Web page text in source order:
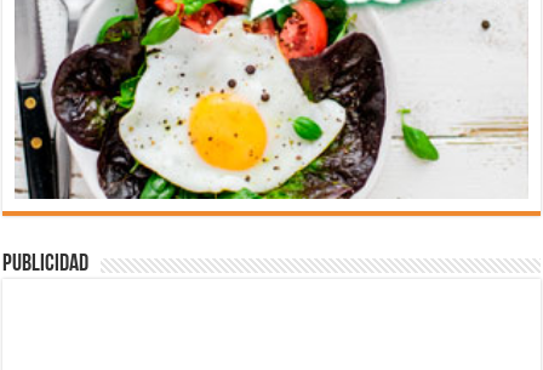
Publicidad